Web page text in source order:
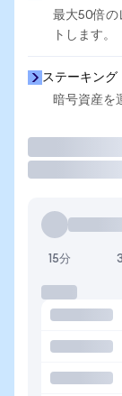
最大50倍の
トします。
ステーキング
暗号資産を
15分